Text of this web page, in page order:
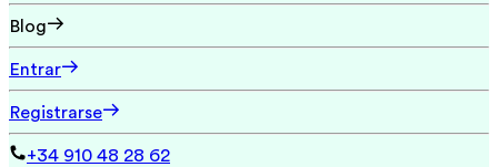
Blog
Entrar
Registrarse
+34 910 48 28 62